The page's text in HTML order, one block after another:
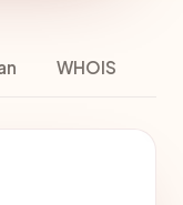
WHOIS